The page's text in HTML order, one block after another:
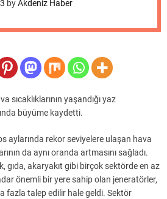
byAkdeniz Haber
yaşandığı yaz
büyüme kaydetti.
aylarında rekor seviyelere ulaşan hava
da aynı oranda artmasını sağladı.
gıda, akaryakıt gibi birçok sektörde en az
önemli bir yere sahip olan jeneratörler,
fazla talep edilir hale geldi. Sektör